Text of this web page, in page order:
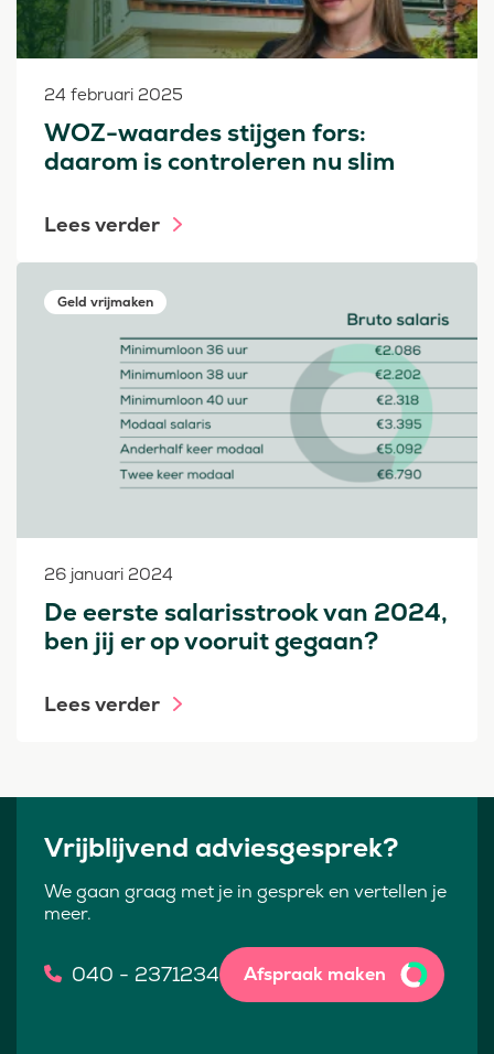
24 februari 2025
WOZ-waardes stijgen fors:
daarom is controleren nu slim
Lees verder
Geld vrijmaken
26 januari 2024
De eerste salarisstrook van 2024,
ben jij er op vooruit gegaan?
Lees verder
Vrijblijvend adviesgesprek?
We gaan graag met je in gesprek en vertellen je
meer.
040 - 2371234 Afspraak maken